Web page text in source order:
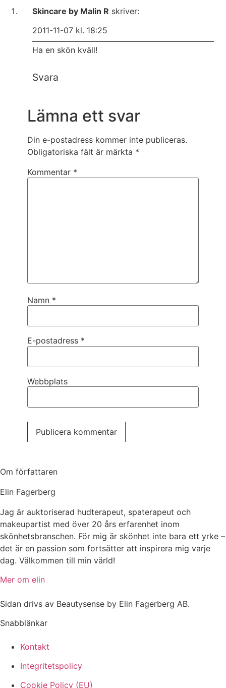
Skincare by Malin R skriver:
2011-11-07 kl. 18:25
Ha en skön kväll!
Svara
Lämna ett svar
Din e-postadress kommer inte publiceras.
Obligatoriska fält är märkta *
Kommentar *
Namn *
E-postadress *
Webbplats
Om författaren
Elin Fagerberg
Jag är auktoriserad hudterapeut, spaterapeut och
makeupartist med över 20 års erfarenhet inom
skönhetsbranschen. För mig är skönhet inte bara ett yrke –
det är en passion som fortsätter att inspirera mig varje
dag. Välkommen till min värld!
Mer om elin
Sidan drivs av Beautysense by Elin Fagerberg AB.
Snabblänkar
Kontakt
Integritetspolicy
Cookie Policy (EU)